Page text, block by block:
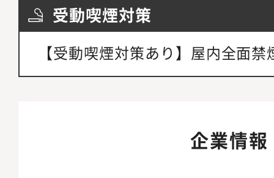
受動喫煙対策
【受動喫煙対策あり】屋内全面禁
企業情報